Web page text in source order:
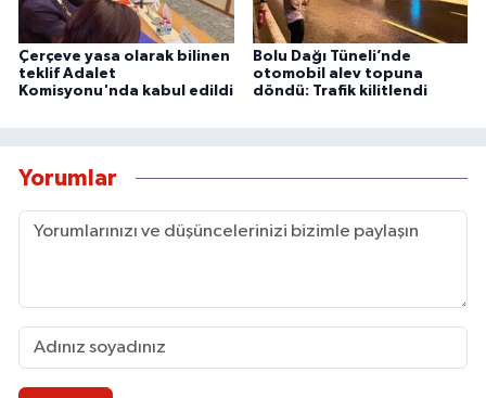
Çerçeve yasa olarak bilinen
teklif Adalet
Komisyonu'nda kabul edildi
Bolu Dağı Tüneli’nde
otomobil alev topuna
döndü: Trafik kilitlendi
Yorumlar